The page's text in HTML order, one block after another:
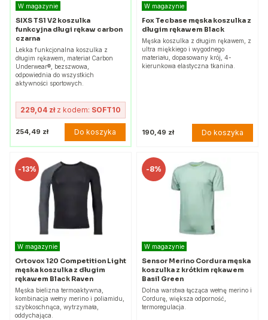
W magazynie
SIXS TS1 V2 koszulka
funkcyjna długi rękaw carbon
czarna
Lekka funkcjonalna koszulka z
długim rękawem, materiał Carbon
Underwear®, bezszwowa,
odpowiednia do wszystkich
aktywności sportowych.
229,04 złz kodem: SOFT10
254,49 zł Do koszyka
W magazynie
Fox Tecbase męska koszulka z
długim rękawem Black
Męska koszulka z długim rękawem, z
ultra miękkiego i wygodnego
materiału, dopasowany krój, 4-
kierunkowa elastyczna tkanina.
190,49 zł Do koszyka
-13%
W magazynie
Ortovox 120 Competition Light
męska koszulka z długim
rękawem Black Raven
Męska bielizna termoaktywna,
kombinacja wełny merino i poliamidu,
szybkoschnąca, wytrzymała,
oddychająca.
-8%
W magazynie
Sensor Merino Cordura męska
koszulka z krótkim rękawem
Basil Green
Dolna warstwa łącząca wełnę merino i
Cordurę, większa odporność,
termoregulacja.